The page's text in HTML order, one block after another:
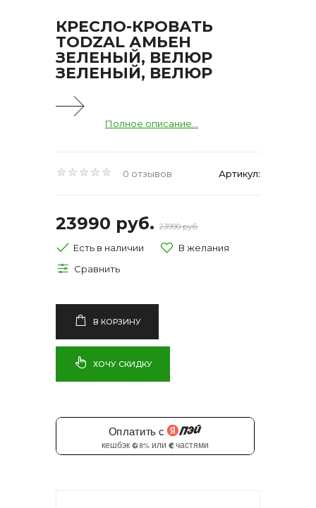
КРЕСЛО-КРОВАТЬ
TODZAL АМЬЕН
ЗЕЛЕНЫЙ, ВЕЛЮР
ЗЕЛЕНЫЙ, ВЕЛЮР
Полное описание...
0 отзывов Артикул:
23990 руб. 23990 руб.
Есть в наличии
В КОРЗИНУ
ХОЧУ СКИДКУ